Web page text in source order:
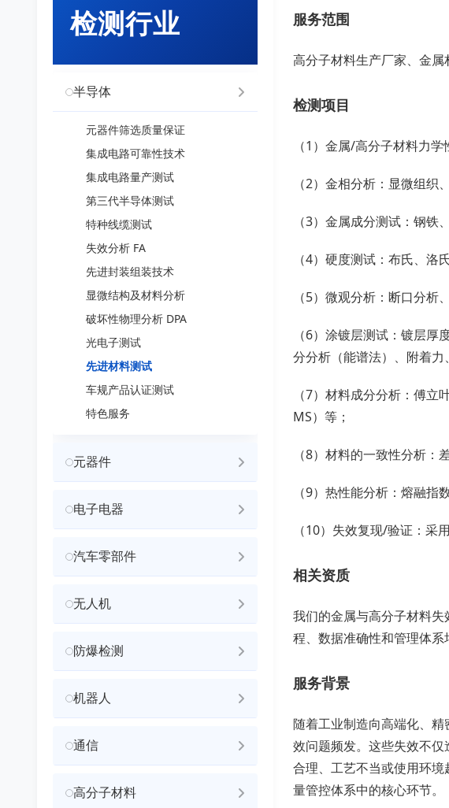
服务范围
高分子材料生产厂家、金属
检测项目
（1）金属/高分子材料力
（2）金相分析：显微组织
（3）金属成分测试：钢铁
（4）硬度测试：布氏、洛
（5）微观分析：断口分析
（6）涂镀层测试：镀层
分分析（能谱法）、附着力
（7）材料成分分析：傅
MS）等；
（8）材料的一致性分析：
（9）热性能分析：熔融指
（10）失效复现/验证：采
相关资质
我们的金属与高分子材料
程、数据准确性和管理体系
服务背景
随着工业制造向高端化、
效问题频发。这些失效不
合理、工艺不当或使用环
量管控体系中的核心环节。
检测行业
半导体
元器件筛选质量保证
集成电路可靠性技术
集成电路量产测试
第三代半导体测试
特种线缆测试
失效分析 FA
先进封装组装技术
显微结构及材料分析
破坏性物理分析 DPA
光电子测试
先进材料测试
车规产品认证测试
特色服务
元器件
电子电器
汽车零部件
无人机
防爆检测
机器人
通信
高分子材料